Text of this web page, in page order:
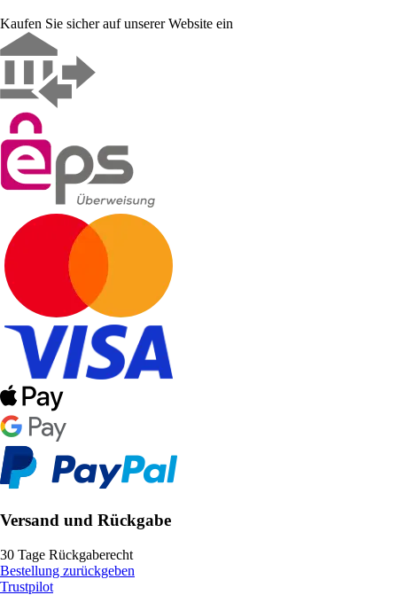
Kaufen Sie sicher auf unserer Website ein
Versand und Rückgabe
30 Tage Rückgaberecht
Bestellung zurückgeben
Trustpilot